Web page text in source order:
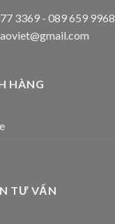
3369 - 089 659 9968
HÀNG
TƯ VẤN